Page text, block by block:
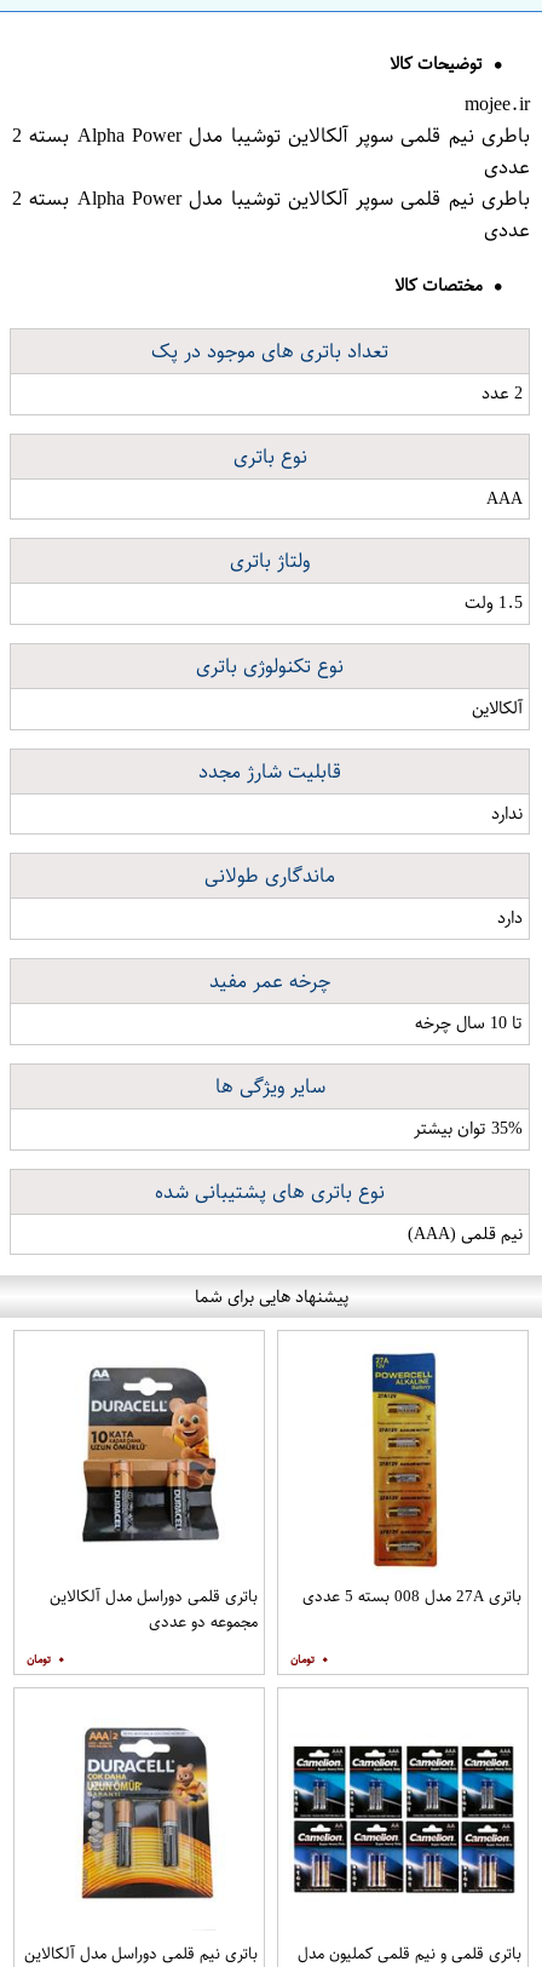
توضیحات کالا
mojee.ir
باطری نیم قلمی سوپر آلکالاین توشیبا مدل Alpha Power بسته 2
عددی
باطری نیم قلمی سوپر آلکالاین توشیبا مدل Alpha Power بسته 2
عددی
مختصات کالا
تعداد باتری های موجود در پک
2 عدد
نوع باتری
AAA
ولتاژ باتری
1.5 ولت
نوع تکنولوژی باتری
آلکالاین
قابلیت شارژ مجدد
ندارد
ماندگاری طولانی
دارد
چرخه عمر مفید
تا 10 سال چرخه
سایر ویژگی ها
35% توان بیشتر
نوع باتری های پشتیبانی شده
نیم قلمی (AAA)
پیشنهاد هایی برای شما
باتری 27A مدل 008 بسته 5 عددی
۰
باتری قلمی دوراسل مدل آلکالاین
مجموعه دو عددی
۰
باتری قلمی و نیم قلمی کملیون مدل
باتری نیم قلمی دوراسل مدل آلکالاین